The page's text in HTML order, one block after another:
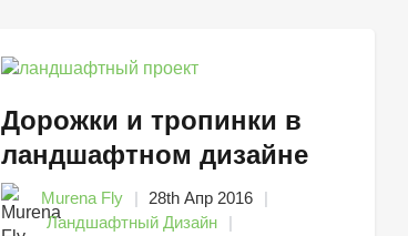
Дорожки и тропинки в
ландшафтном дизайне
Murena Fly
28th Апр 2016
Ландшафтный Дизайн